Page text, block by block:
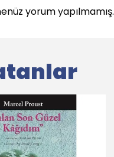
yorum yapılmamış.